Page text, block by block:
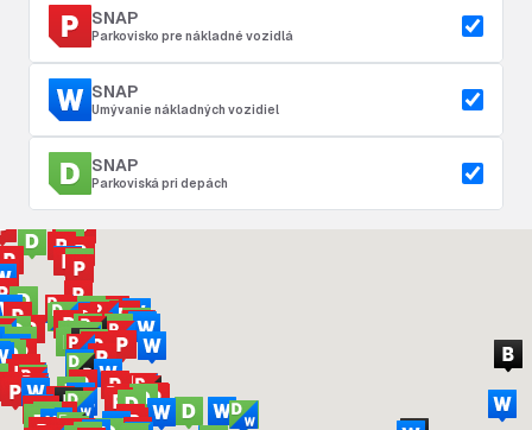
SNAP
Parkovisko pre nákladné vozidlá
SNAP
Umývanie nákladných vozidiel
SNAP
Parkoviská pri depách